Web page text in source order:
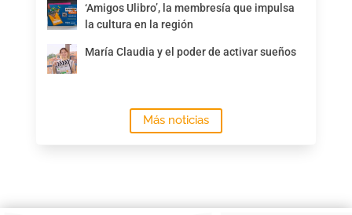
‘Amigos Ulibro’, la membresía que impulsa
la cultura en la región
María Claudia y el poder de activar sueños
Más noticias